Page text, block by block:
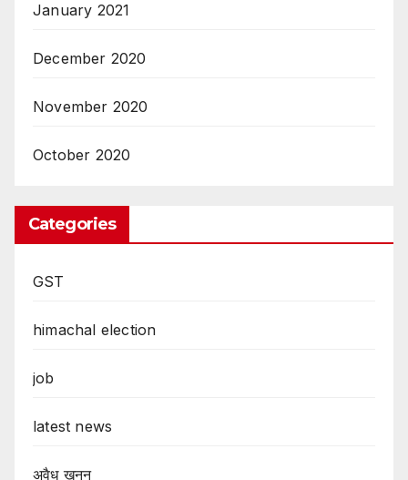
January 2021
December 2020
November 2020
October 2020
Categories
GST
himachal election
job
latest news
अवैध खनन